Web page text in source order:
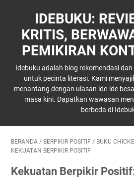
IDEBUKU:
KRITIS,
PEMIKIRAN
Idebuku adalah blog rekomendasi
untuk pecinta literasi. Kami
menantang dengan ulasan ide-ide
masa kini. Dapatkan wawasan
berbeda di
BERANDA / BERPIKIR POSITIF / BUKU
KEKUATAN BERPIKIR POSITIF
Kekuatan Berpikir